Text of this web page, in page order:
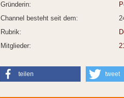
Gründerin:
Channel besteht seit dem:
Rubrik:
Mitglieder:
teilen tweet